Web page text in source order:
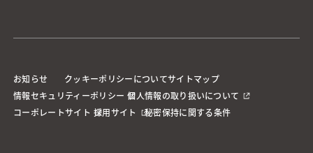
お知らせ クッキーポリシーについてサイトマップ
情報セキュリティーポリシー 個人情報の取り扱いについて
コーポレートサイト 採用サイト 秘密保持に関する条件